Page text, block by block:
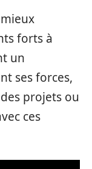
forts à
un
ses forces,
projets ou
ces